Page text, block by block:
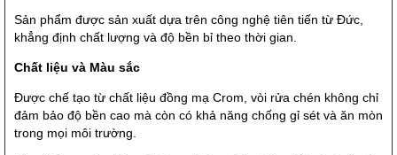
Sản phẩm được sản xuất dựa trên công nghệ tiên tiến từ Đức,
khẳng định chất lượng và độ bền bỉ theo thời gian.
Chất liệu và Màu sắc
Được chế tạo từ chất liệu đồng mạ Crom, vòi rửa chén không chỉ
đảm bảo độ bền cao mà còn có khả năng chống gỉ sét và ăn mòn
trong mọi môi trường.